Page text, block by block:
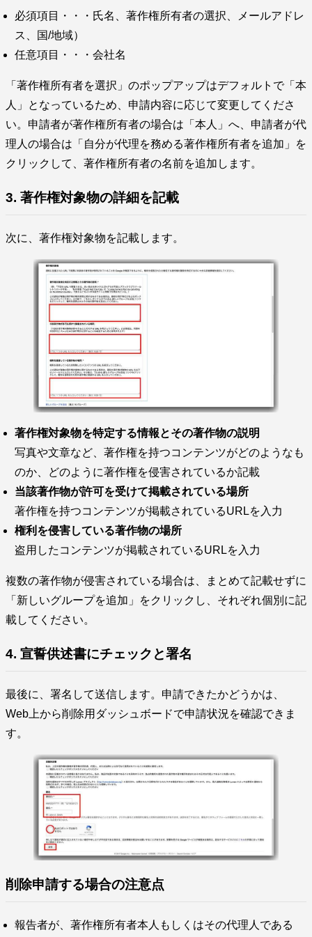
必須項目・・・氏名、著作権所有者の選択、メールアドレ
ス、国/地域）
任意項目・・・会社名
「著作権所有者を選択」のポップアップはデフォルトで「本
人」となっているため、申請内容に応じて変更してくださ
い。申請者が著作権所有者の場合は「本人」へ、申請者が代
理人の場合は「自分が代理を務める著作権所有者を追加」を
クリックして、著作権所有者の名前を追加します。
3. 著作権対象物の詳細を記載
次に、著作権対象物を記載します。
著作権対象物を特定する情報とその著作物の説明
写真や文章など、著作権を持つコンテンツがどのようなも
のか、どのように著作権を侵害されているか記載
当該著作物が許可を受けて掲載されている場所
著作権を持つコンテンツが掲載されているURLを入力
権利を侵害している著作物の場所
盗用したコンテンツが掲載されているURLを入力
複数の著作物が侵害されている場合は、まとめて記載せずに
「新しいグループを追加」をクリックし、それぞれ個別に記
載してください。
4. 宣誓供述書にチェックと署名
最後に、署名して送信します。申請できたかどうかは、
Web上から削除用ダッシュボードで申請状況を確認できま
す。
削除申請する場合の注意点
報告者が、著作権所有者本人もしくはその代理人である